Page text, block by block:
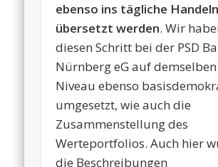
ebenso ins tägliche Handeln
übersetzt werden. Wir
diesen Schritt bei der PSD
Nürnberg eG auf
Niveau ebenso
umgesetzt, wie auch die
Zusammenstellung des
Werteportfolios. Auch hier
die Beschreibungen